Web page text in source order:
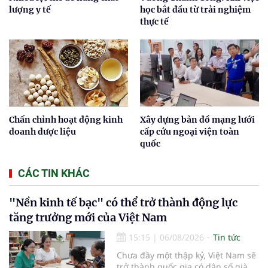
lượng y tế
học bắt đầu từ trải nghiệm
thực tế
Chấn chỉnh hoạt động kinh
doanh dược liệu
Xây dựng bản đồ mạng lưới
cấp cứu ngoại viện toàn
quốc
CÁC TIN KHÁC
"Nền kinh tế bạc" có thể trở thành động lực
tăng trưởng mới của Việt Nam
15:15 | 06/08/2026
Tin tức
Chưa đầy một thập kỷ, Việt Nam sẽ